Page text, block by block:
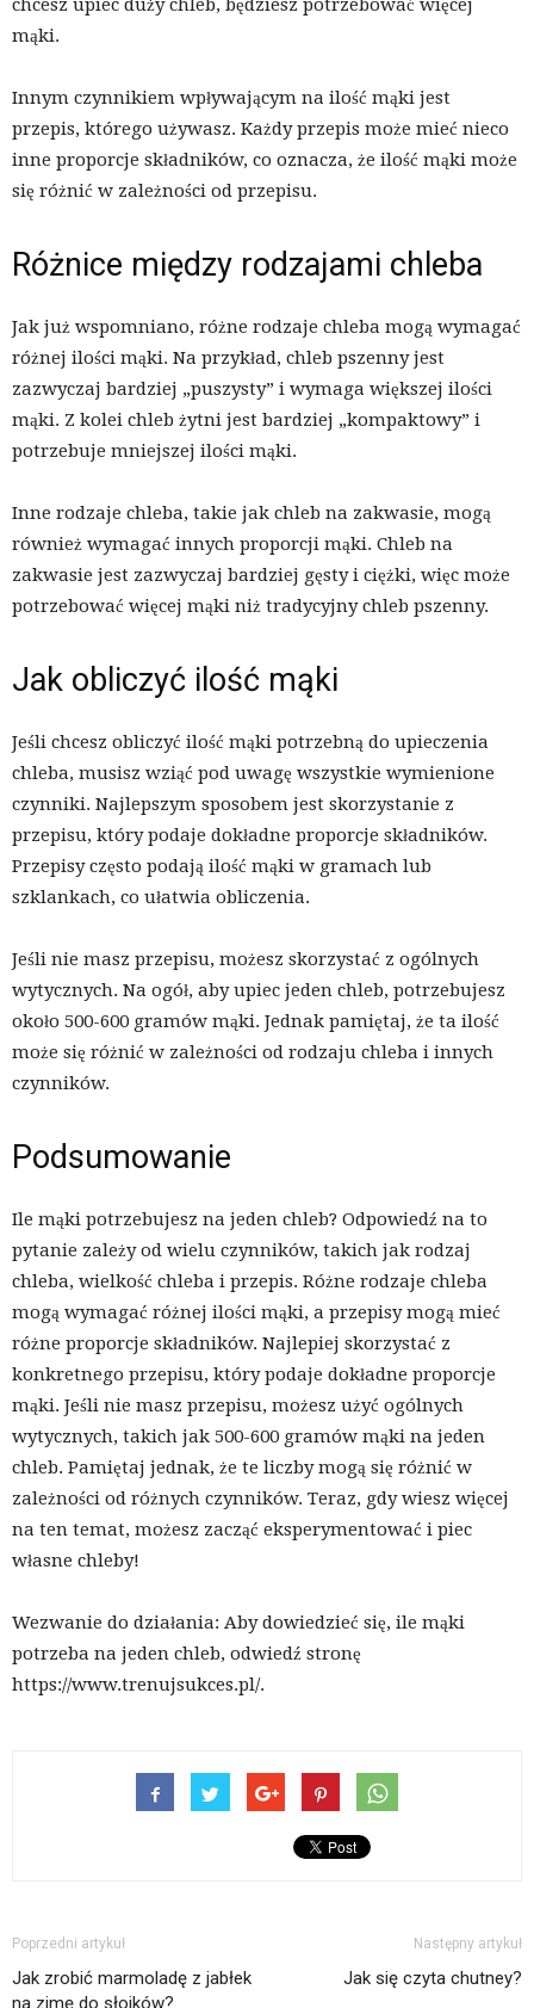
chcesz upiec duży chleb, będziesz potrzebować więcej
mąki.
Innym czynnikiem wpływającym na ilość mąki jest
przepis, którego używasz. Każdy przepis może mieć nieco
inne proporcje składników, co oznacza, że ilość mąki może
się różnić w zależności od przepisu.
Różnice między rodzajami chleba
Jak już wspomniano, różne rodzaje chleba mogą wymagać
różnej ilości mąki. Na przykład, chleb pszenny jest
zazwyczaj bardziej „puszysty” i wymaga większej ilości
mąki. Z kolei chleb żytni jest bardziej „kompaktowy” i
potrzebuje mniejszej ilości mąki.
Inne rodzaje chleba, takie jak chleb na zakwasie, mogą
również wymagać innych proporcji mąki. Chleb na
zakwasie jest zazwyczaj bardziej gęsty i ciężki, więc może
potrzebować więcej mąki niż tradycyjny chleb pszenny.
Jak obliczyć ilość mąki
Jeśli chcesz obliczyć ilość mąki potrzebną do upieczenia
chleba, musisz wziąć pod uwagę wszystkie wymienione
czynniki. Najlepszym sposobem jest skorzystanie z
przepisu, który podaje dokładne proporcje składników.
Przepisy często podają ilość mąki w gramach lub
szklankach, co ułatwia obliczenia.
Jeśli nie masz przepisu, możesz skorzystać z ogólnych
wytycznych. Na ogół, aby upiec jeden chleb, potrzebujesz
około 500-600 gramów mąki. Jednak pamiętaj, że ta ilość
może się różnić w zależności od rodzaju chleba i innych
czynników.
Podsumowanie
Ile mąki potrzebujesz na jeden chleb? Odpowiedź na to
pytanie zależy od wielu czynników, takich jak rodzaj
chleba, wielkość chleba i przepis. Różne rodzaje chleba
mogą wymagać różnej ilości mąki, a przepisy mogą mieć
różne proporcje składników. Najlepiej skorzystać z
konkretnego przepisu, który podaje dokładne proporcje
mąki. Jeśli nie masz przepisu, możesz użyć ogólnych
wytycznych, takich jak 500-600 gramów mąki na jeden
chleb. Pamiętaj jednak, że te liczby mogą się różnić w
zależności od różnych czynników. Teraz, gdy wiesz więcej
na ten temat, możesz zacząć eksperymentować i piec
własne chleby!
Wezwanie do działania: Aby dowiedzieć się, ile mąki
potrzeba na jeden chleb, odwiedź stronę
https://www.trenujsukces.pl/.
Poprzedni artykuł
Jak zrobić marmoladę z jabłek
na zimę do słoików?
Następny artykuł
Jak się czyta chutney?